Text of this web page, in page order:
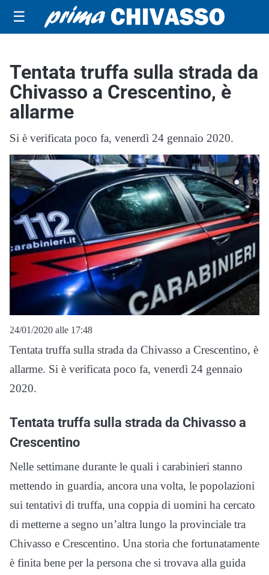
☰
Tentata truffa sulla strada da
Chivasso a Crescentino, è
allarme
Si è verificata poco fa, venerdì 24 gennaio 2020.
24/01/2020 alle 17:48
Tentata truffa sulla strada da Chivasso a Crescentino, è
allarme. Si è verificata poco fa, venerdì 24 gennaio
2020.
Tentata truffa sulla strada da Chivasso a
Crescentino
Nelle settimane durante le quali i carabinieri stanno
mettendo in guardia, ancora una volta, le popolazioni
sui tentativi di truffa, una coppia di uomini ha cercato
di metterne a segno un’altra lungo la provinciale tra
Chivasso e Crescentino. Una storia che fortunatamente
è finita bene per la persona che si trovava alla guida